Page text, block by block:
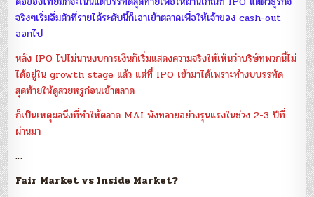
จริงๆเริ่มอิ่มตัวที่รายได้ระดับนี้ก็เอาเข้าตลาดเพื่อให้เจ้าของ cash-out
ออกไป
หลัง IPO ไปไม่นานงบการเงินก็เริ่มแสดงความจริงให้เห็นว่าบริษัทพวกนี้ไม่
ได้อยู่ใน growth stage แล้ว แต่ที่ IPO เข้ามาได้เพราะทำงบบรรทัด
สุดท้ายให้ดูสวยหรูก่อนเข้าตลาด
ก็เป็นเหตุผลนึงที่ทำให้ตลาด MAI พังทลายอย่างรุนแรงในช่วง 2-3 ปีที่
ผ่านมา
…
Fair Market vs Inside Market?